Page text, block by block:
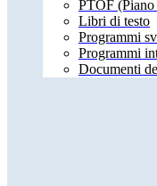
PTOF
Libri di testo
Programmi
Programmi
Documenti